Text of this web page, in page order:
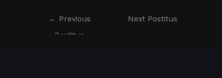
← Previous
Postitus
Next Postitus